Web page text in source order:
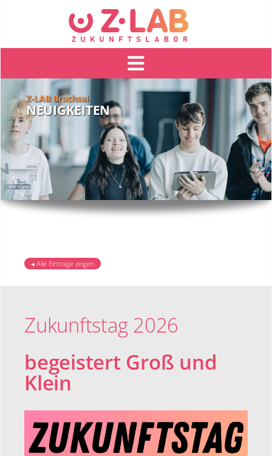
Z-LAB Bruchsal
NEUIGKEITEN
◂ Alle Einträge zeigen
Zukunftstag 2026
begeistert Groß und
Klein